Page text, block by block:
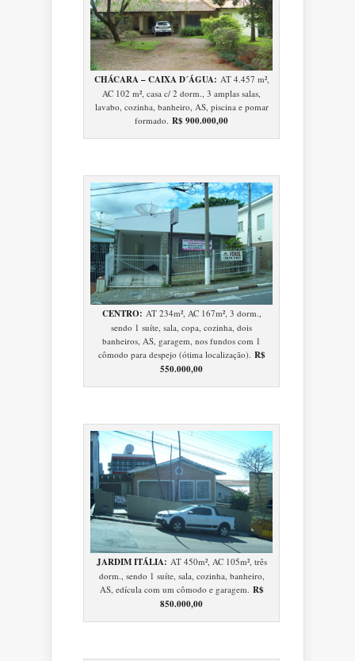
CHÁCARA – CAIXA D´ÁGUA: AT 4.457 m²,
AC 102 m², casa c/ 2 dorm., 3 amplas salas,
lavabo, cozinha, banheiro, AS, piscina e pomar
formado.R$ 900.000,00
CENTRO: AT 234m², AC 167m², 3 dorm.,
sendo 1 suíte, sala, copa, cozinha, dois
banheiros, AS, garagem, nos fundos com 1
cômodo para despejo (ótima localização). R$
550.000,00
JARDIM ITÁLIA: AT 450m², AC 105m², três
dorm., sendo 1 suíte, sala, cozinha, banheiro,
AS, edícula com um cômodo e garagem. R$
850.000,00